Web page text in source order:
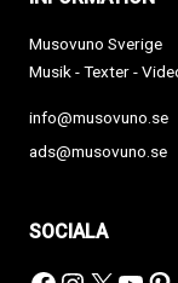
Musovuno Sverige
Musik - Texter -
info@musovuno.se
ads@musovuno.se
SOCIALA